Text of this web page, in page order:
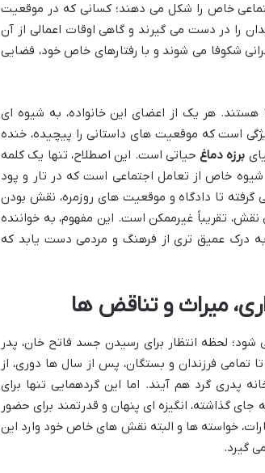
خاص را شکل می دهند؛ کسانی که در موقعیت
را در دست می گیرند و گاهی اوقات اعمالی از آن
شکوفا می شوند و با رفتارهای خاص خود، فضایی
هستند. هر یک از اعضای این خانواده، به شیوه ای
است که موقعیت های داستانی را پیچیده، خنده
برزه دماغحیاتی است. این اصطلاح، تنها یک کلمه
خاص از تعامل اجتماعی است که در تار و پود
تا دادگاه و موقعیت های روزمره، نقش بودن
تقریباً غیرممکن است. این مفهوم، به خواننده
به درک عمیق تری از فرهنگ و مردمی دست یابد که
میراث و تناقض ها
شود؛ لحظه انتظار برای رسیدن جسد فاتح خان، پدر
تمامی فرزندان و بستگان، پس از سال ها دوری، از
پدری گرد هم آیند. اما این گردهمایی تنها برای
گذاشته، انگیزه ای پنهان و قدرتمند برای حضور
خواسته ها و البته نقش های خاص خود وارد این
گیرد.